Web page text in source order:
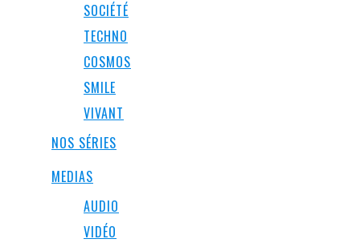
SOCIÉTÉ
TECHNO
COSMOS
SMILE
VIVANT
NOS SÉRIES
MEDIAS
AUDIO
VIDÉO